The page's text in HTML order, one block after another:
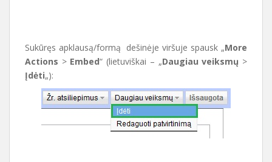
Sukūręs apklausą/formą dešinėje viršuje spausk „More
Actions > Embed“ (lietuviškai – „Daugiau veiksmų >
Įdėti„):